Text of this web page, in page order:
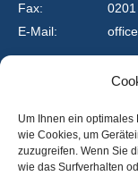
Um Ihnen ein
wie Cookies, um
zuzugreifen. Wenn Sie
wie das Surfverhalten
Fax:
E-Mail:
Datenschutz
Impressum